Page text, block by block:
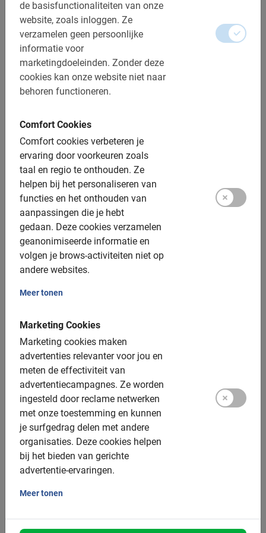
de basisfunctionaliteiten van onze
website, zoals inloggen. Ze
verzamelen geen persoonlijke
informatie voor
marketingdoeleinden. Zonder deze
cookies kan onze website niet naar
behoren functioneren.
Comfort Cookies
Comfort cookies verbeteren je
ervaring door voorkeuren zoals
taal en regio te onthouden. Ze
helpen bij het personaliseren van
functies en het onthouden van
aanpassingen die je hebt
gedaan. Deze cookies verzamelen
geanonimiseerde informatie en
volgen je brows-activiteiten niet op
andere websites.
Meer tonen
Marketing Cookies
Marketing cookies maken
advertenties relevanter voor jou en
meten de effectiviteit van
advertentiecampagnes. Ze worden
ingesteld door reclame netwerken
met onze toestemming en kunnen
je surfgedrag delen met andere
organisaties. Deze cookies helpen
bij het bieden van gerichte
advertentie-ervaringen.
Meer tonen
Dit is wat onze klanten leuk vinden
Marbella Fietstour: de Highlights
Zeer vriendelijke gids, leuke tour.
Marieke Tieben
29 april 2026
Tours in Marbella
Voor jong en oud
Engelstalige gids
Onvergetelijke excursie
Kies voor één van onzetours in Marbella
vakantie aan de Costa del Sol en op zoek naar een leuke
activiteit? Pak de fiets en laat je rondleiden door een
local! We kennen deze plaats natuurlijk als
vakantiebestemming van de jet-set, maar het is meer
dan dat. Het is een onwijs leuke stad met mooie
boulevards, parken, tuinen en een historisch centrum. Dit
is de ideale bestemming voor zowel zonaanbidders als
cultuurliefhebbers. Ontdek deze badplaats met Baja